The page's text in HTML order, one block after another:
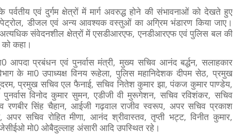
पर्वतीय एवं दुर्गम क्षेत्रों में मार्ग अवरुद्ध होने की संभावनाओं को देखते हुए
पेट्रोल, डीजल एवं अन्य आवश्यक वस्तुओं का अग्रिम भंडारण किया जाए।
अत्यधिक संवेदनशील क्षेत्रों में एसडीआरएफ, एनडीआरएफ एवं पुलिस बल की
को कहा।
आपदा प्रबंधन एवं पुनर्वास मंत्री, मुख्य सचिव आनंद बर्द्धन, सलाहकार
के मा0 उपाध्यक्ष विनय रूहेला, पुलिस महानिदेशक दीपम सेठ, प्रमुख
प्रमुख सचिव एल फैनाई, सचिव नितेश कुमार झा, पंकज कुमार पाण्डेय,
विनोद कुमार सुमन, एडीजी वी मुरूगेशन, सचिव रविशंकर, सचिव
रणबीर सिंह चैहान, आईजी गढ़वाल राजीव स्वरूप, अपर सचिव प्रकाश
अपर सचिव रोहित मीणा, आनंद श्रीवास्तव, तृप्ती भट्ट, विनीत कुमार,
मो0 ओबैदुल्लाह अंसारी आदि उपस्थित रहे।